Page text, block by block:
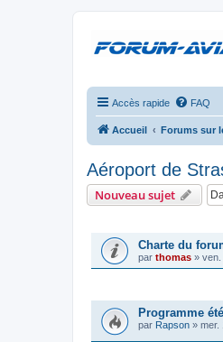
Accès rapide FAQ
Accueil Forums sur
Aéroport de
Nouveau sujet
Charte du
par thomas » ven.
Programme
par Rapson » mer.